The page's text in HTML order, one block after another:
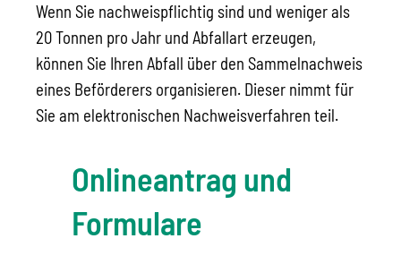
Wenn Sie nachweispflichtig sind und weniger als
20 Tonnen pro Jahr und Abfallart erzeugen,
können Sie Ihren Abfall über den Sammelnachweis
eines Beförderers organisieren. Dieser nimmt für
Sie am elektronischen Nachweisverfahren teil.
Onlineantrag und
Formulare